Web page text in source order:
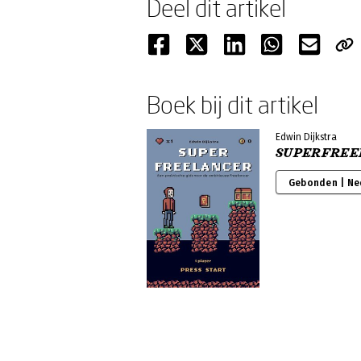
Deel dit artikel
Boek bij dit artikel
Edwin Dijkstra
Gebonden |